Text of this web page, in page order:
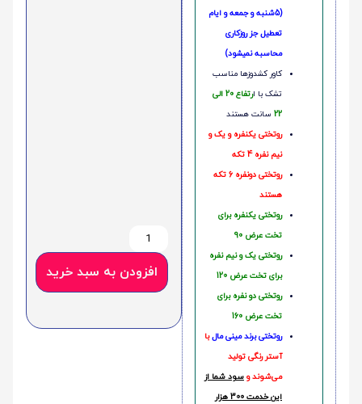
(5شنبه و جمعه و ایام
تعطیل جز روزکاری
محاسبه نمیشود)
کاور کشدوزها مناسب
تشک با ا
رتفاع 20 الی
22 سانت هستند
روتختی یکنفره و یک و
نیم نفره 4 تکه
روتختی دونفره 6 تکه
هستند
روتختی یکنفره برای
تخت عرض 90
روتختی یک و نیم نفره
برای تخت عرض 120
روتختی دو نفره برای
تخت عرض 160
روتختی‌ برند مینی مالبا
آستر رنگی تولید
می‌شوند و سود شما از
این خدمت 300 هزار
افزودن به سبد خرید